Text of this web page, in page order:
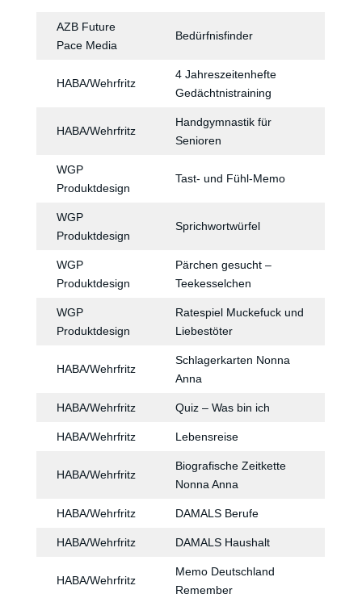
AZB Future
Pace Media
Bedürfnisfinder
HABA/Wehrfritz
4 Jahreszeitenhefte
Gedächtnistraining
HABA/Wehrfritz
Handgymnastik für
Senioren
WGP
Produktdesign
Tast- und Fühl-Memo
WGP
Produktdesign
Sprichwortwürfel
WGP
Produktdesign
Pärchen gesucht –
Teekesselchen
WGP
Produktdesign
Ratespiel Muckefuck und
Liebestöter
HABA/Wehrfritz
Schlagerkarten Nonna
Anna
HABA/Wehrfritz Quiz – Was bin ich
HABA/Wehrfritz Lebensreise
HABA/Wehrfritz
Biografische Zeitkette
Nonna Anna
HABA/Wehrfritz DAMALS Berufe
HABA/Wehrfritz DAMALS Haushalt
HABA/Wehrfritz
Memo Deutschland
Remember